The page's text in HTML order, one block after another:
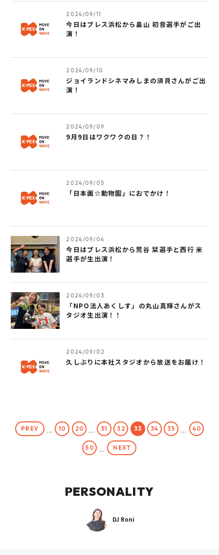
2024/09/11
今日はブレス浜松から畠山 初音選手がご出
演！
2024/09/10
ジョイランドシネマみしまの須貝さんがご出
演！
2024/09/09
9月9日はワクワクの日？！
2024/09/05
「日本画☆動物園」におでかけ！
2024/09/04
今日はブレス浜松から荒谷 栞選手と西行 米
選手が生出演！
2024/09/03
「NPO法人あくしす」の丸山真輝さんがス
タジオ生出演！！
2024/09/02
久しぶりに本社スタジオから放送をお届け！
PREV ... 10 20 ... 31 32 33 34 35 ... 40
50 ... NEXT
PERSONALITY
DJ Roni